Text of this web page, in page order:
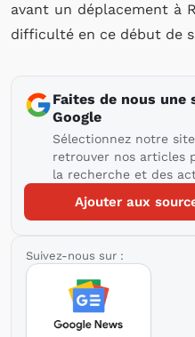
avant un déplacement à
difficulté en ce début de
Faites de nous une
Google
Sélectionnez notre
retrouver nos articles
la recherche et des
Ajouter aux
Suivez-nous sur :